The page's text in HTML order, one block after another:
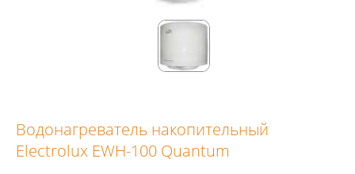
Водонагреватель накопительный
Electrolux EWH-100 Quantum